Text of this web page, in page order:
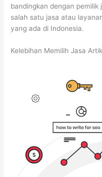
bandingkan dengan
salah satu jasa atau
yang ada di Indonesia.
Kelebihan Memilih Jasa